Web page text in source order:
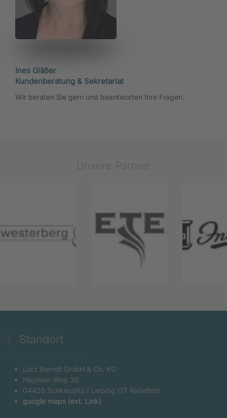
Ines Gläßer
Kundenberatung & Sekretariat
Wir beraten Sie gern und beantworten Ihre Fragen.
Standort
Lutz Berndt GmbH & Co. KG
Haynaer Weg 30
04435 Schkeuditz / Leipzig OT Radefeld
google maps (ext. Link)